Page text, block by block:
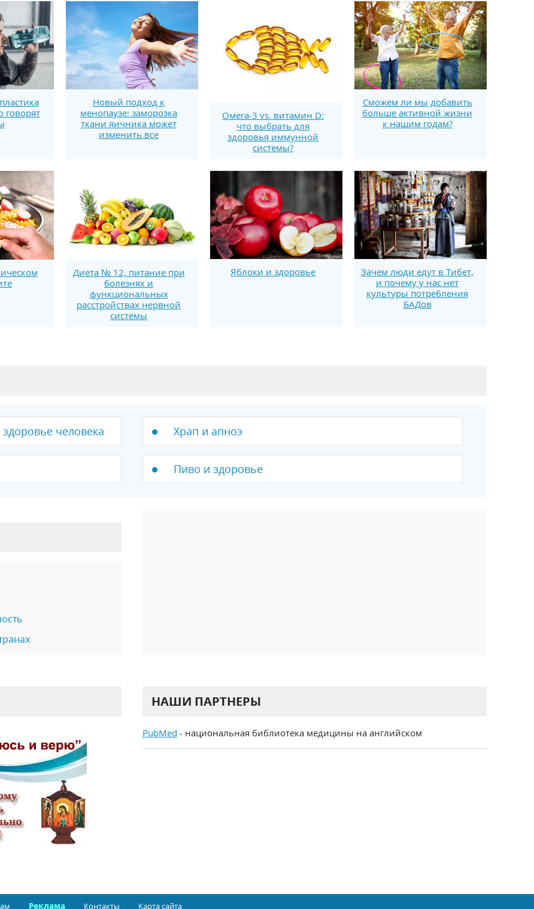
говорят
Новый подход к
менопаузе: заморозка
ткани яичника может
изменить все
Омега-3 vs. витамин D:
что выбрать для
здоровья иммунной
системы?
Сможем ли мы добавить
больше активной жизни
к нашим годам?
Диета № 12, питание при
болезнях и
функциональных
расстройствах нервной
системы
Яблоки и здоровье
Зачем люди едут в Тибет,
и почему у нас нет
культуры потребления
БАДов
человека Храп и апноэ
Пиво и здоровье
НАШИ ПАРТНЕРЫ
PubMed - национальная библиотека медицины на английском
Реклама Контакты Карта сайта